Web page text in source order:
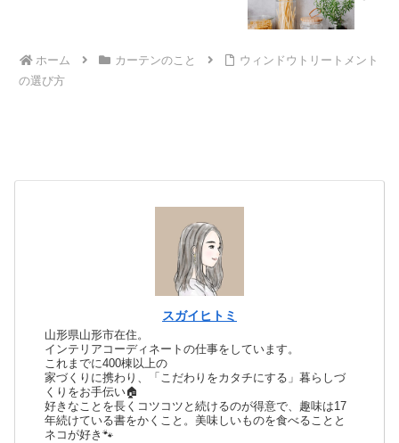
ホーム カーテンのこと
ウィンドウトリートメント
の選び方
スガイヒトミ
山形県山形市在住。
インテリアコーディネートの仕事をしています。
これまでに400棟以上の
家づくりに携わり、「こだわりをカタチにする」暮らしづ
くりをお手伝い🏠
好きなことを長くコツコツと続けるのが得意で、趣味は17
年続けている書をかくこと。美味しいものを食べることと
ネコが好き🐾